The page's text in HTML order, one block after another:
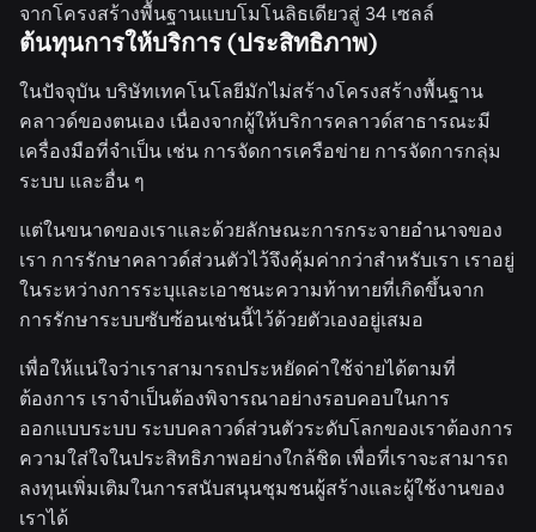
จากโครงสร้างพื้นฐานแบบโมโนลิธเดียวสู่ 34 เซลล์
ต้นทุนการให้บริการ (ประสิทธิภาพ)
ในปัจจุบัน บริษัทเทคโนโลยีมักไม่สร้างโครงสร้างพื้นฐาน
คลาวด์ของตนเอง เนื่องจากผู้ให้บริการคลาวด์สาธารณะมี
เครื่องมือที่จำเป็น เช่น การจัดการเครือข่าย การจัดการกลุ่ม
ระบบ และอื่น ๆ
แต่ในขนาดของเราและด้วยลักษณะการกระจายอำนาจของ
เรา การรักษาคลาวด์ส่วนตัวไว้จึงคุ้มค่ากว่าสำหรับเรา เราอยู่
ในระหว่างการระบุและเอาชนะความท้าทายที่เกิดขึ้นจาก
การรักษาระบบซับซ้อนเช่นนี้ไว้ด้วยตัวเองอยู่เสมอ
เพื่อให้แน่ใจว่าเราสามารถประหยัดค่าใช้จ่ายได้ตามที่
ต้องการ เราจำเป็นต้องพิจารณาอย่างรอบคอบในการ
ออกแบบระบบ ระบบคลาวด์ส่วนตัวระดับโลกของเราต้องการ
ความใส่ใจในประสิทธิภาพอย่างใกล้ชิด เพื่อที่เราจะสามารถ
ลงทุนเพิ่มเติมในการสนับสนุนชุมชนผู้สร้างและผู้ใช้งานของ
เราได้